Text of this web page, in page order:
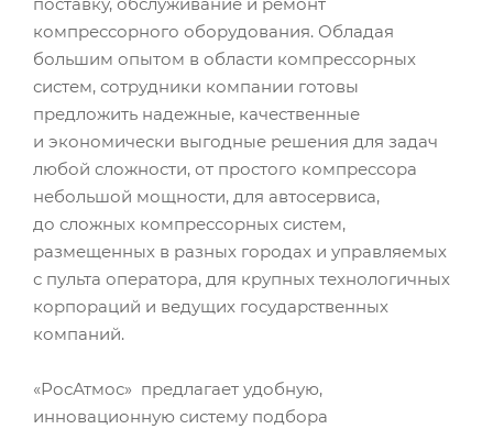
компрессорного оборудования. Обладая
большим опытом в области компрессорных
систем, сотрудники компании готовы
предложить надежные, качественные
и экономически выгодные решения для задач
любой сложности, от простого компрессора
небольшой мощности, для автосервиса,
до сложных компрессорных систем,
размещенных в разных городах и управляемых
с пульта оператора, для крупных технологичных
корпораций и ведущих государственных
компаний.
«РосАтмос» предлагает удобную,
инновационную систему подбора